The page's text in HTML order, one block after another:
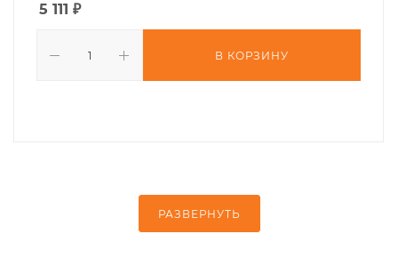
5 111 ₽
В КОРЗИНУ
РАЗВЕРНУТЬ